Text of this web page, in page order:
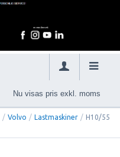
Nu visas pris exkl. moms
/ Volvo / Lastmaskiner / H10/55